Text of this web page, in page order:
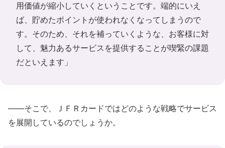
用価値が縮小していくということです。端的にいえ
ば、貯めたポイントが使われなくなってしまうので
す。そのため、それを補っていくような、お客様に対
して、魅力あるサービスを提供することが喫緊の課題
だといえます」
――そこで、ＪＦＲカードではどのような戦略でサービス
を展開しているのでしょうか。